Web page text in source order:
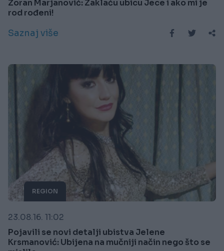
Zoran Marjanović: Zaklaću ubicu Jece i ako mi je
rod rođeni!
Saznaj više
REGION
23.08.16. 11:02
Pojavili se novi detalji ubistva Jelene
Krsmanović: Ubijena na mučniji način nego što se